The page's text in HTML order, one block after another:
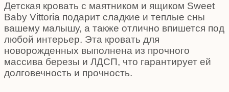
Детская кровать с маятником и ящиком Sweet
Baby Vittoria подарит сладкие и теплые сны
вашему малышу, а также отлично впишется под
любой интерьер. Эта кровать для
новорожденных выполнена из прочного
массива березы и ЛДСП, что гарантирует ей
долговечность и прочность.